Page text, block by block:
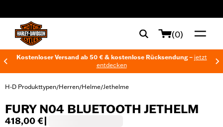
(0)
Kostenloser Versand ab 50 € & kostenlose Rücksendung – jetzt
entdecken
H-D Produkttypen/Herren/Helme/Jethelme
FURY N04 BLUETOOTH JETHELM
418,00 €